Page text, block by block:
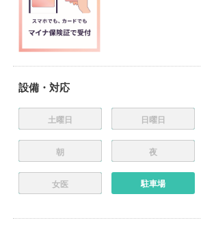
設備・対応
土曜日 日曜日
朝 夜
女医 駐車場